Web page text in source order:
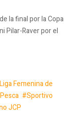
la final por la Copa
Pilar-Raver por el
Liga Femenina de
Sportivo
JCP